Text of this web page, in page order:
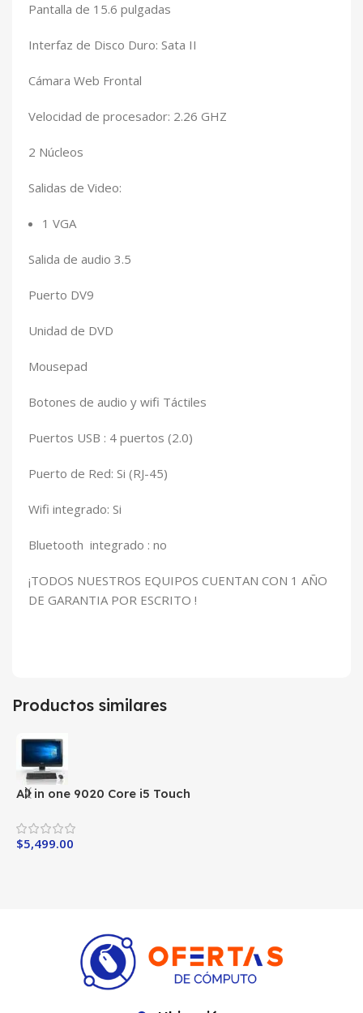
Pantalla de 15.6 pulgadas
Interfaz de Disco Duro: Sata II
Cámara Web Frontal
Velocidad de procesador: 2.26 GHZ
2 Núcleos
Salidas de Video:
1 VGA
Salida de audio 3.5
Puerto DV9
Unidad de DVD
Mousepad
Botones de audio y wifi Táctiles
Puertos USB : 4 puertos (2.0)
Puerto de Red: Si (RJ-45)
Wifi integrado: Si
Bluetooth integrado : no
¡TODOS NUESTROS EQUIPOS CUENTAN CON 1 AÑO
DE GARANTIA POR ESCRITO !
Productos similares
All in one 9020 Core i5 Touch
$5,499.00